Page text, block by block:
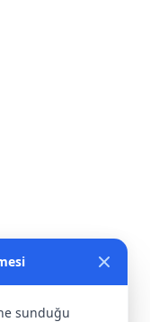
sunduğu